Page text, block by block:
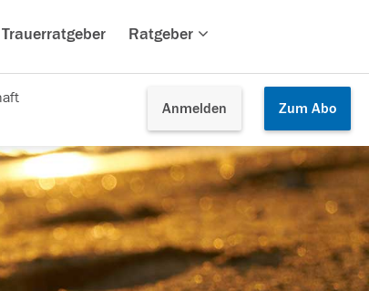
Ratgeber
Anmelden Zum Abo